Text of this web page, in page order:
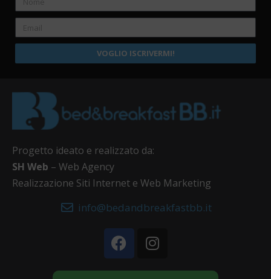
VOGLIO ISCRIVERMI!
Progetto ideato e realizzato da:
SH Web – Web Agency
Realizzazione Siti Internet e Web Marketing
info@bedandbreakfastbb.it